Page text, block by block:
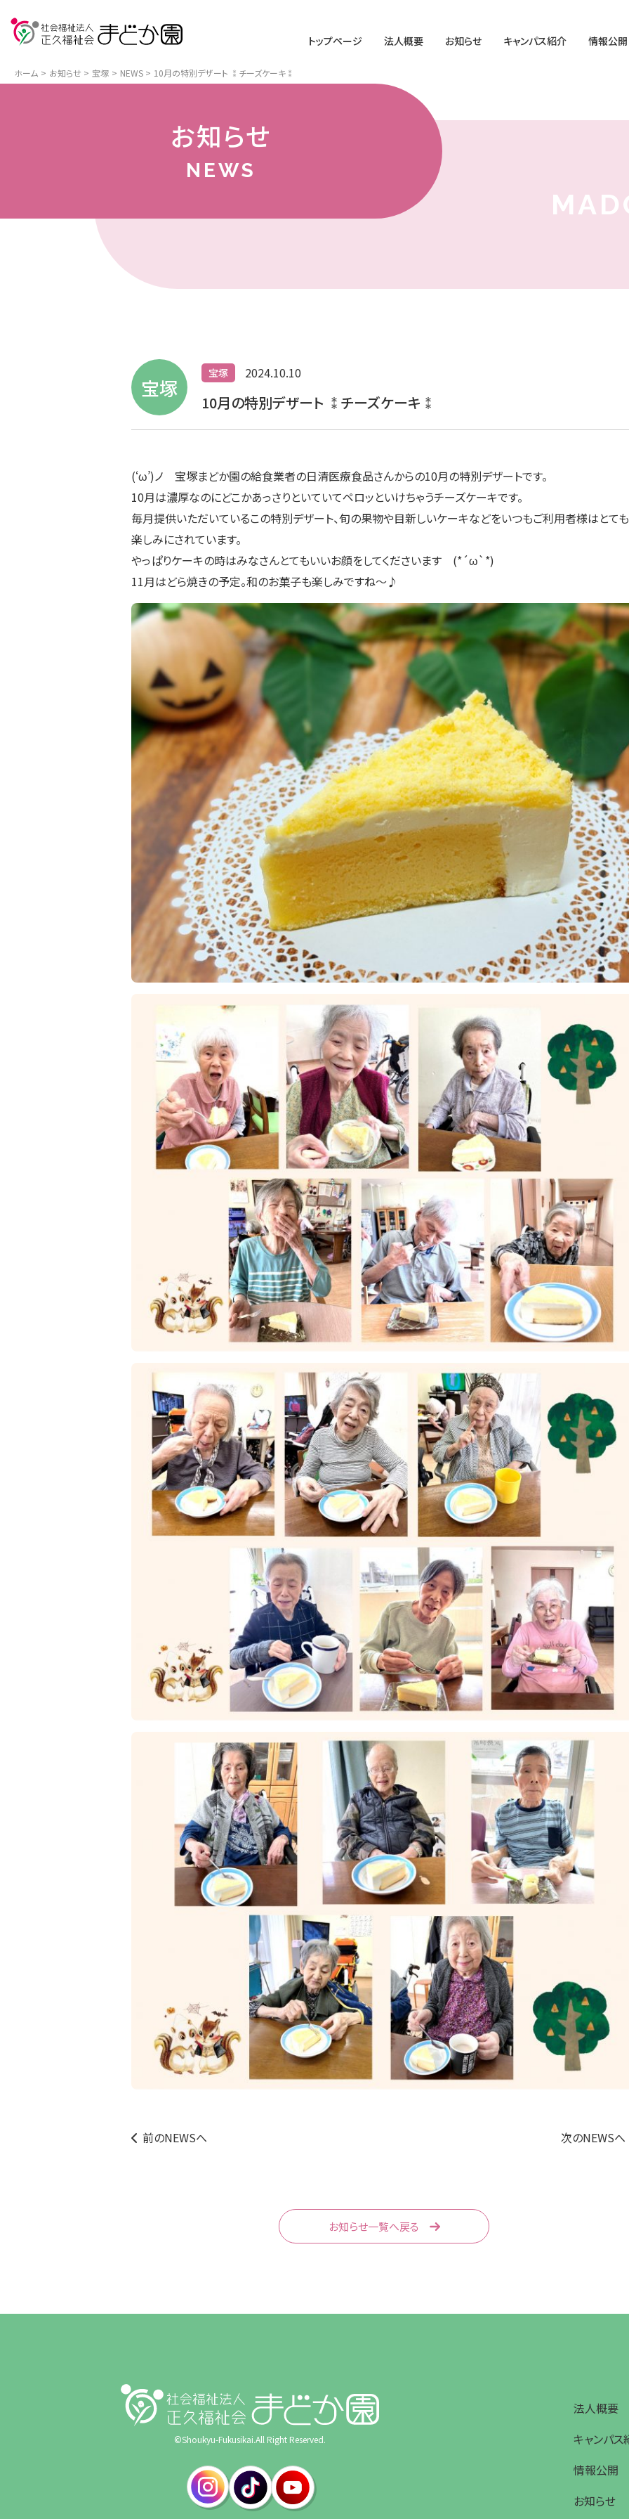
トップページ 法人概要 お知らせ キャンパス紹介 情報公開
ホーム お知らせ 宝塚 NEWS 10月の特別デザート ⁑チーズケーキ⁑
お知らせ
NEWS
宝塚
宝塚 2024.10.10
10月の特別デザート ⁑チーズケーキ⁑
(‘ω’)ノ 宝塚まどか園の給食業者の日清医療食品さんからの10月の特別デザートです。
10月は濃厚なのにどこかあっさりといていてペロッといけちゃうチーズケーキです。
毎月提供いただいているこの特別デザート、旬の果物や目新しいケーキなどをいつもご利用者様はとても
楽しみにされています。
やっぱりケーキの時はみなさんとてもいいお顔をしてくださいます (*´ω`*)
11月はどら焼きの予定。和のお菓子も楽しみですね～♪
前のNEWSへ 次のNEWSへ
お知らせ一覧へ戻る
©Shoukyu-Fukusikai.All Right Reserved.
法人概要
キャンパス
情報公開
お知らせ